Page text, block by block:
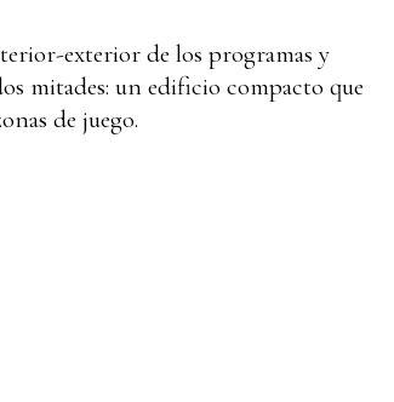
exterior de los programas y
mitades: un edificio compacto que
de juego.